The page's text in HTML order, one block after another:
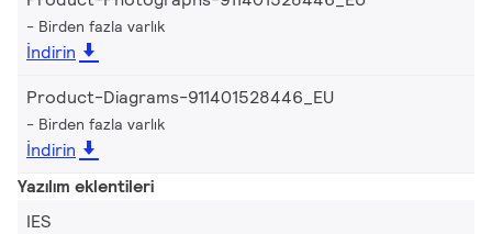
Birden fazla varlık
İndirin
Product-Diagrams-911401528446_EU
Birden fazla varlık
İndirin
Yazılım eklentileri
IES